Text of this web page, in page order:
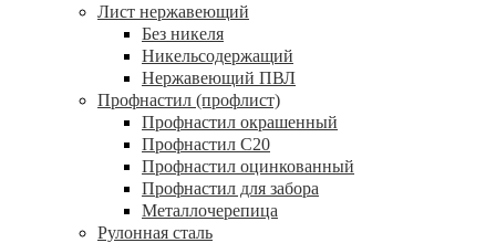
Лист нержавеющий
Без никеля
Никельсодержащий
Нержавеющий ПВЛ
Профнастил (профлист)
Профнастил окрашенный
Профнастил С20
Профнастил оцинкованный
Профнастил для забора
Металлочерепица
Рулонная сталь